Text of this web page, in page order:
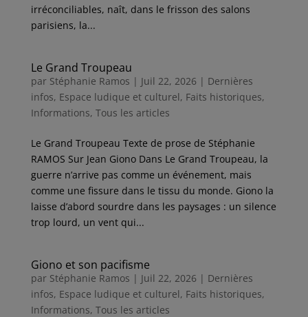
irréconciliables, naît, dans le frisson des salons
parisiens, la...
Le Grand Troupeau
par Stéphanie Ramos | Juil 22, 2026 | Dernières
infos, Espace ludique et culturel, Faits historiques,
Informations, Tous les articles
Le Grand Troupeau Texte de prose de Stéphanie
RAMOS Sur Jean Giono Dans Le Grand Troupeau, la
guerre n’arrive pas comme un événement, mais
comme une fissure dans le tissu du monde. Giono la
laisse d’abord sourdre dans les paysages : un silence
trop lourd, un vent qui...
Giono et son pacifisme
par Stéphanie Ramos | Juil 22, 2026 | Dernières
infos, Espace ludique et culturel, Faits historiques,
Informations, Tous les articles